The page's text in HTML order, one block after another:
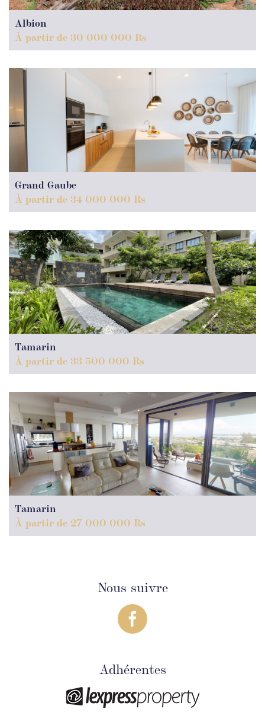
Albion
À partir de 30 000 000 Rs
Grand Gaube
À partir de 34 000 000 Rs
Tamarin
À partir de 33 500 000 Rs
Tamarin
À partir de 27 000 000 Rs
Nous suivre
Adhérentes